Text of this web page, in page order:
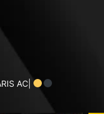
AC|